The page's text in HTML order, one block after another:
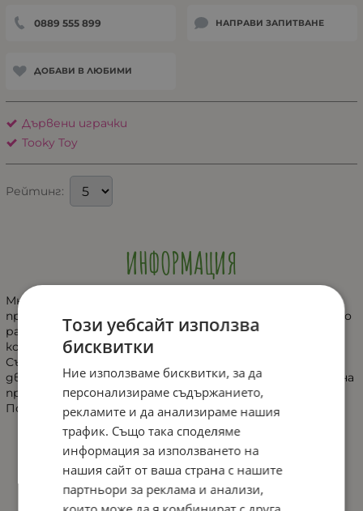
0889 555 899 НАПРАВИ ЗАПИТВАНЕ
ДОБАВИ В ЛЮБИМИ
Дървени играчки
Tooky Toy
Рейтинг:
ИНФОРМАЦИЯ
Многопластовият пъзел на Tooky Toy е специално
проектиран за да насърчи и стимулира когнитивното
развитие, пространствената ориентация и
координацията ръка - око.
Също така насърчава развитието на фината
двигателна моторика и способността за решаване на
проблеми от съвсем ранна детска възраст.
Подходящ за деца над 12 месечна възраст.
ХАРАКТЕРИСТИКИ
Този уебсайт използва
бисквитки
Ние използваме бисквитки, за да
персонализираме съдържанието,
рекламите и да анализираме нашия
трафик. Също така споделяме
информация за използването на
нашия сайт от ваша страна с нашите
партньори за реклама и анализи,